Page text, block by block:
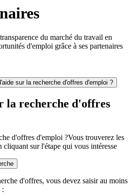
du marché du travail en
d'emploi grâce à ses partenaires
sur la recherche d'offres d'emploi ?
la recherche d'offres
d'offres d'emploi ?Vous trouverez les
cliquant sur l'étape qui vous intéresse
d'offres, vous devez saisir au moins
: